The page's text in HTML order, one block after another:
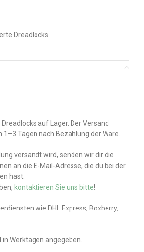
Dreadlocks
auf Lager. Der Versand
Tagen nach Bezahlung der Ware.
versandt wird, senden wir dir die
an die E-Mail-Adresse, die du bei der
hast.
kontaktieren Sie uns bitte!
wie DHL Express, Boxberry,
Werktagen angegeben.